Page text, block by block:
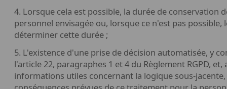
4. Lorsque cela est possible, la durée de conservation
personnel envisagée ou, lorsque ce n'est pas
déterminer cette durée ;
5. L'existence d'une prise de décision automatisée, y
l'article 22, paragraphes 1 et 4 du Règlement RGPD,
informations utiles concernant la logique sous-